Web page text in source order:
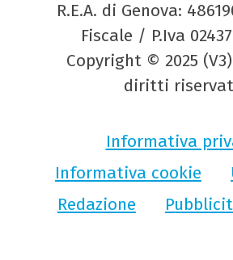
R.E.A. di Genova:
Fiscale / P.Iva
Copyright © 2025
diritti
Informativa
Informativa cookie
Redazione